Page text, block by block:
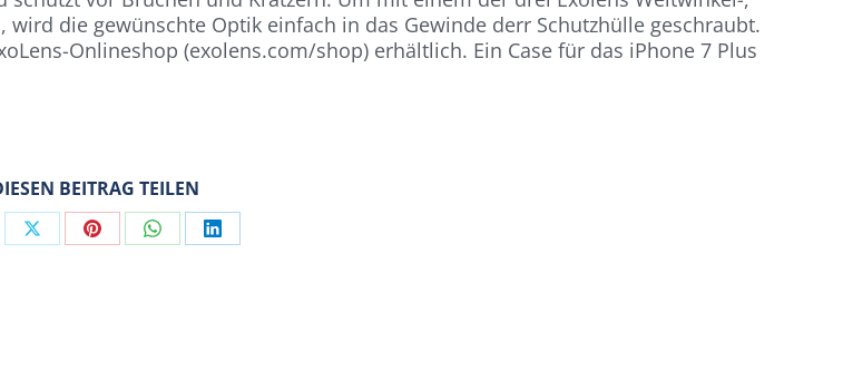
die gewünschte Optik einfach in das Gewinde derr Schutzhülle geschraubt.
Onlineshop (exolens.com/shop) erhältlich. Ein Case für das iPhone 7 Plus
BEITRAG TEILEN
Share Share Share Share